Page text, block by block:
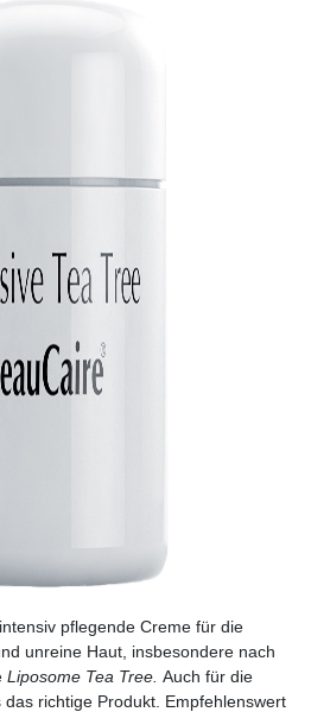
pflegende Creme für die
unreine Haut, insbesondere nach
Liposome Tea Tree. Auch für die
richtige Produkt. Empfehlenswert